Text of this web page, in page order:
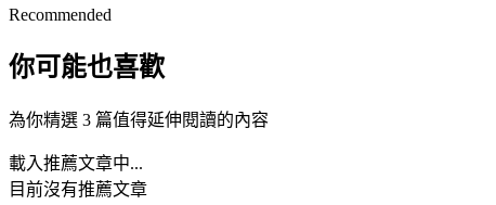
Recommended
你可能也喜歡
為你精選 3 篇值得延伸閱讀的內容
載入推薦文章中...
目前沒有推薦文章